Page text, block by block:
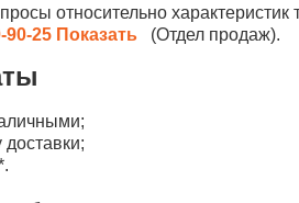
относительно
90-25 Показать (Отдел продаж).